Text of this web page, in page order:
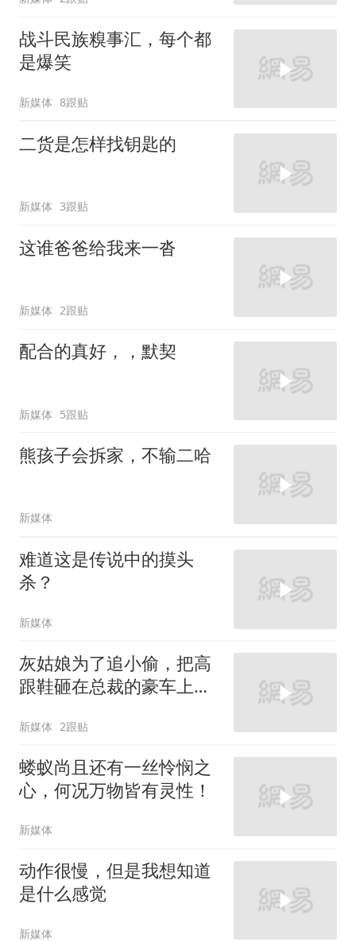
战斗民族糗事汇，每个都
是爆笑
新媒体 8跟贴
二货是怎样找钥匙的
新媒体 3跟贴
这谁爸爸给我来一沓
新媒体 2跟贴
配合的真好，，默契
新媒体 5跟贴
熊孩子会拆家，不输二哈
新媒体
难道这是传说中的摸头
杀？
新媒体
灰姑娘为了追小偷，把高
跟鞋砸在总裁的豪车上，
新媒体 2跟贴
蝼蚁尚且还有一丝怜悯之
心，何况万物皆有灵性！
新媒体
动作很慢，但是我想知道
是什么感觉
新媒体